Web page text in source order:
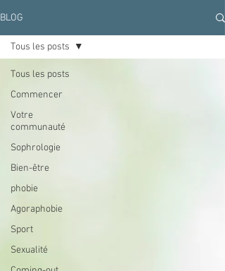
BLOG
Tous les posts
Commencer
Votre
communauté
Sophrologie
Bien-être
phobie
Agoraphobie
Sport
Sexualité
Tous les posts